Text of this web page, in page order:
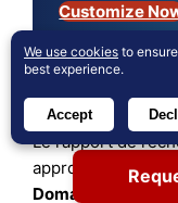
Customize
Le rapport de
approfondie
Domaine
We use cookies to
best experience.
Accept